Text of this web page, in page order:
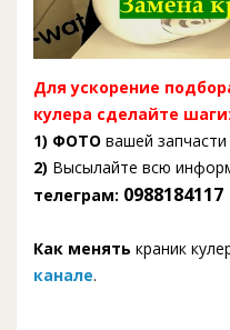
Для ускорение
кулера сделайте шаги:
1) ФОТО вашей запчасти
2) Высылайте всю
телеграм: 0988184117
Как менять краник
канале.